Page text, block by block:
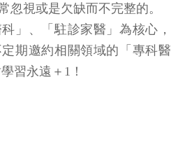
忽視或是欠缺而不完整的。
」、「駐診家醫」為核心，
期邀約相關領域的「專科醫
習永遠＋1！